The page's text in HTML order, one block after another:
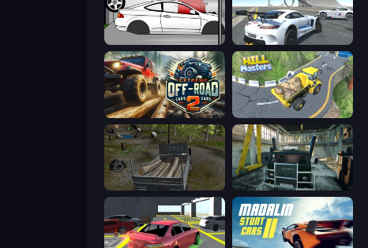
Drag Racer V2
Extreme Offroad Cars 2 Hill Masters
Russian Delivery Club Baikal Kamaz Truck Driver